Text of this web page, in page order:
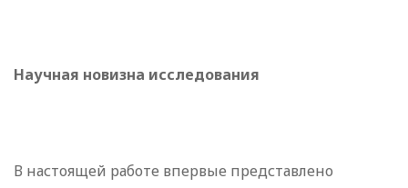
Научная новизна исследования
В настоящей работе впервые представлено